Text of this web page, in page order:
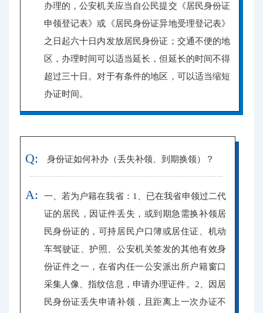
办理的，公安机关应当自公民提交《居民身份证
申领登记表》或《居民身份证异地受理登记表》
之日起六十日内发放居民身份证；交通不便的地
区，办理时间可以适当延长，但延长的时间不得
超过三十日。对于有条件的地区，可以适当缩短
办证时间。
Q: 身份证如何补办（丢失补领、到期换领）？
A:
一、若为户籍在我省：1、已在我省申领过二代
证的居民，因证件丢失，或到期急需换补领居
民身份证的，可持居民户口簿或居住证、机动
车驾驶证、护照、公安机关签发的其他有效身
份证件之一，在省内任一公安派出所户籍窗口
采集人像、指纹信息，申请办理证件。2、因居
民身份证丢失申请补领，且距离上一次办证不